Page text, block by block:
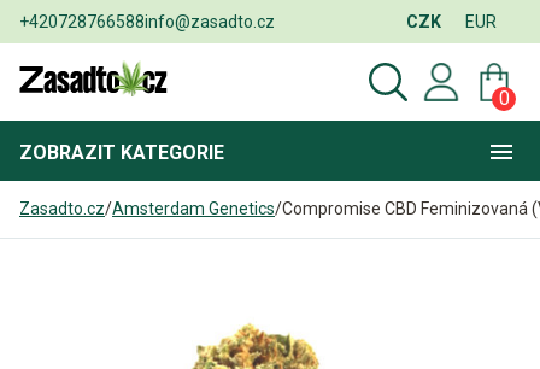
+420728766588info@zasadto.cz CZK EUR
0
ZOBRAZIT KATEGORIE
Zasadto.cz/Amsterdam Genetics/Compromise CBD Feminizovaná